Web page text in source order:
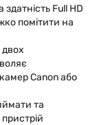
Full HD
помітити на
Canon або
та